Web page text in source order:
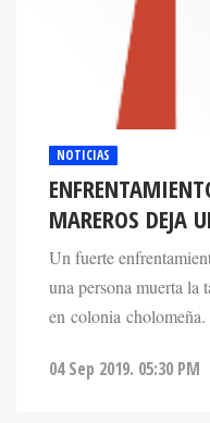
NOTICIAS
MAREROS DEJA
Un fuerte
una persona muerta la
en colonia cholomeña.
04 Sep 2019. 05:30 PM